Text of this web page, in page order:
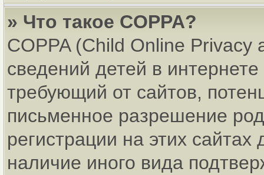
» Что такое COPPA?
COPPA (Child Online
сведений детей в
требующий от сайтов,
письменное разрешение
регистрации на этих
наличие иного вида